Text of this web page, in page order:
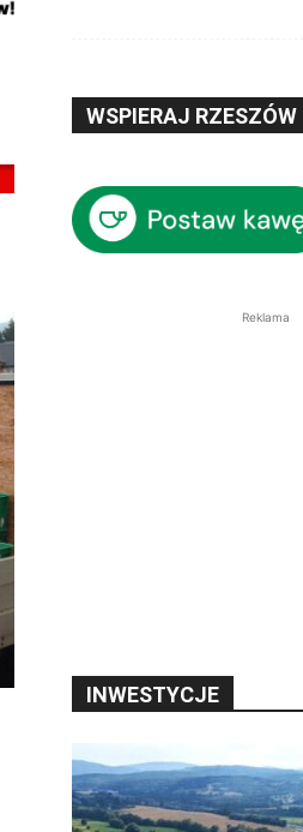
WSPIERAJ RZESZÓW
Reklama
INWESTYCJE